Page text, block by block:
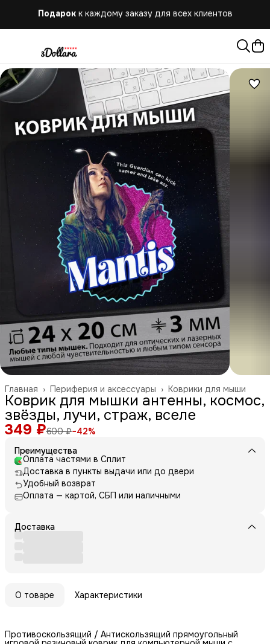
Коврики для мыши
Периферия и аксессуары ›
Главная ›
Коврик для мышки антенны, космос,
звёзды, лучи, страж, вселе
349 ₽600 ₽−42%
Преимущества
Оплата частями в Сплит
Доставка в пункты выдачи или до двери
Удобный возврат
Оплата — картой, СБП или наличными
Доставка
О товаре Характеристики
Противоскользящий / Антискользящий прямоугольный